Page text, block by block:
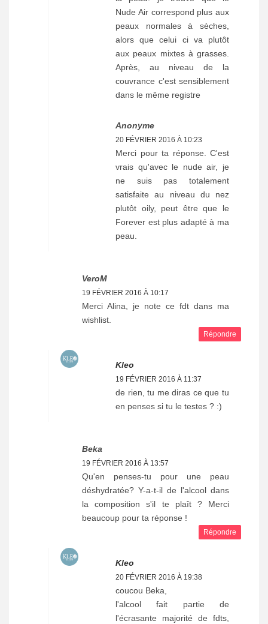
Nude Air correspond plus aux
peaux normales à sèches,
alors que celui ci va plutôt
aux peaux mixtes à grasses.
Après, au niveau de la
couvrance c'est sensiblement
dans le même registre
Anonyme
20 FÉVRIER 2016 À 10:23
Merci pour ta réponse. C'est
vrais qu'avec le nude air, je
ne suis pas totalement
satisfaite au niveau du nez
plutôt oily, peut être que le
Forever est plus adapté à ma
peau.
VeroM
19 FÉVRIER 2016 À 10:17
Merci Alina, je note ce fdt dans ma
wishlist.
Répondre
Kleo
19 FÉVRIER 2016 À 11:37
de rien, tu me diras ce que tu
en penses si tu le testes ? :)
Beka
19 FÉVRIER 2016 À 13:57
Qu'en penses-tu pour une peau
déshydratée? Y-a-t-il de l'alcool dans
la composition s'il te plaît ? Merci
beaucoup pour ta réponse !
Répondre
Kleo
20 FÉVRIER 2016 À 19:38
coucou Beka,
l'alcool fait partie de
l'écrasante majorité de fdts,